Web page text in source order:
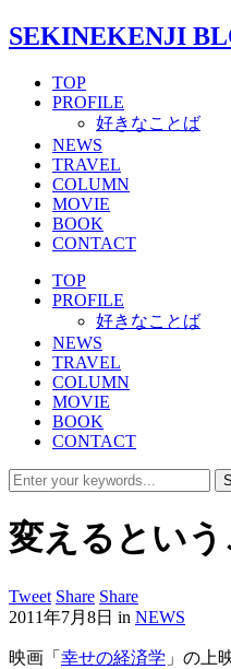
SEKINEKENJI
TOP
PROFILE
好きなことば
NEWS
TRAVEL
COLUMN
MOVIE
BOOK
CONTACT
TOP
PROFILE
好きなことば
NEWS
TRAVEL
COLUMN
MOVIE
BOOK
CONTACT
変えるという
Tweet Share Share
2011年7月8日 in NEWS
映画「 幸せの経済学 」の上